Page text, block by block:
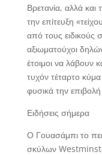
Βρετανία, αλλά
την επίτευξη
από τους ειδικούς
αξιωματούχοι
έτοιμοι να λάβουν
τυχόν τέταρτο
φυσικά την
Ειδήσεις σήμερα
Ο Γουασάμπι το
σκύλων